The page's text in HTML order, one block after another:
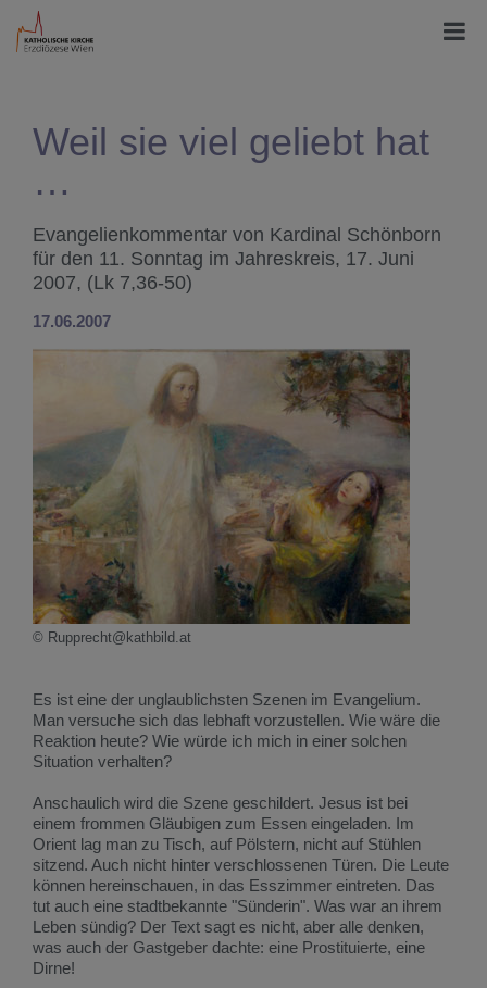
Weil sie viel geliebt hat
…
Evangelienkommentar von Kardinal Schönborn
für den 11. Sonntag im Jahreskreis, 17. Juni
2007, (Lk 7,36-50)
17.06.2007
© Rupprecht@kathbild.at
Es ist eine der unglaublichsten Szenen im Evangelium.
Man versuche sich das lebhaft vorzustellen. Wie wäre die
Reaktion heute? Wie würde ich mich in einer solchen
Situation verhalten?
Anschaulich wird die Szene geschildert. Jesus ist bei
einem frommen Gläubigen zum Essen eingeladen. Im
Orient lag man zu Tisch, auf Pölstern, nicht auf Stühlen
sitzend. Auch nicht hinter verschlossenen Türen. Die Leute
können hereinschauen, in das Esszimmer eintreten. Das
tut auch eine stadtbekannte "Sünderin". Was war an ihrem
Leben sündig? Der Text sagt es nicht, aber alle denken,
was auch der Gastgeber dachte: eine Prostituierte, eine
Dirne!